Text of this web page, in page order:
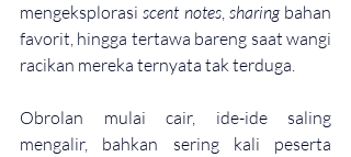
mengeksplorasi scent notes, sharing bahan
favorit, hingga tertawa bareng saat wangi
racikan mereka ternyata tak terduga.
Obrolan mulai cair, ide-ide saling
mengalir, bahkan sering kali peserta